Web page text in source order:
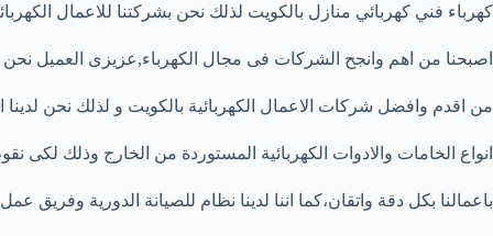
كهرباء فني كهربائي منازل بالكويت لذلك نحن بشركتنا للاعمال
اصبحنا من اهم وانجح الشركات فى مجال الكهرباء,عزيزى العميل نحن
من اقدم وافضل شركات الاعمال الكهربائية بالكويت و لذلك نحن لدينا
انواع الخامات والادوات الكهربائية المستوردة من الخارج وذلك لكى
باعمالنا بكل دقة واتقان،كما اننا لدينا نظام للصيانة الدورية وفريق عمل